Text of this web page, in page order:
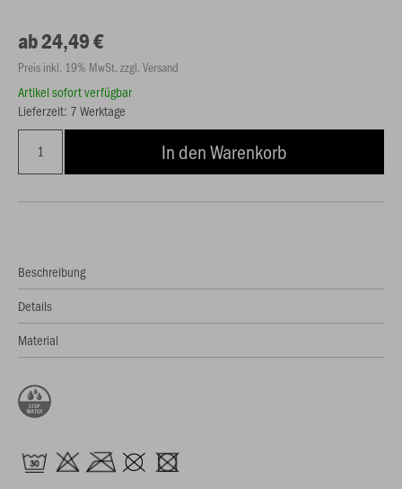
ab 24,49 €
Preis inkl. 19% MwSt. zzgl. Versand
Artikel sofort verfügbar
Lieferzeit: 7 Werktage
In den Warenkorb
Beschreibung
Details
Material